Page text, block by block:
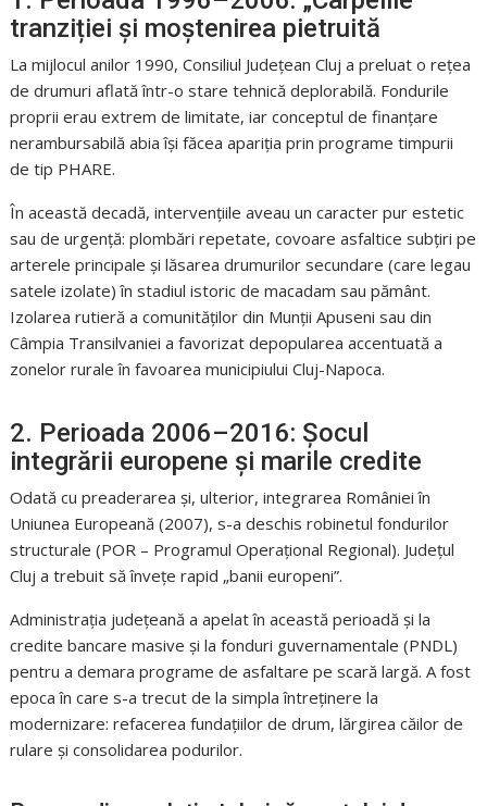
tranziției și moștenirea pietruită
La mijlocul anilor 1990, Consiliul Județean Cluj a preluat o rețea
de drumuri aflată într-o stare tehnică deplorabilă. Fondurile
proprii erau extrem de limitate, iar conceptul de finanțare
nerambursabilă abia își făcea apariția prin programe timpurii
de tip PHARE.
În această decadă, intervențiile aveau un caracter pur estetic
sau de urgență: plombări repetate, covoare asfaltice subțiri pe
arterele principale și lăsarea drumurilor secundare (care legau
satele izolate) în stadiul istoric de macadam sau pământ.
Izolarea rutieră a comunităților din Munții Apuseni sau din
Câmpia Transilvaniei a favorizat depopularea accentuată a
zonelor rurale în favoarea municipiului Cluj-Napoca.
2. Perioada 2006–2016: Șocul
integrării europene și marile credite
Odată cu preaderarea și, ulterior, integrarea României în
Uniunea Europeană (2007), s-a deschis robinetul fondurilor
structurale (POR – Programul Operațional Regional). Județul
Cluj a trebuit să învețe rapid „banii europeni”.
Administrația județeană a apelat în această perioadă și la
credite bancare masive și la fonduri guvernamentale (PNDL)
pentru a demara programe de asfaltare pe scară largă. A fost
epoca în care s-a trecut de la simpla întreținere la
modernizare: refacerea fundațiilor de drum, lărgirea căilor de
rulare și consolidarea podurilor.